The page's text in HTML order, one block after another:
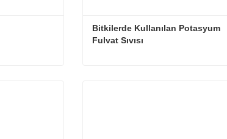
Bitkilerde Kullanılan Potasyum
Fulvat Sıvısı